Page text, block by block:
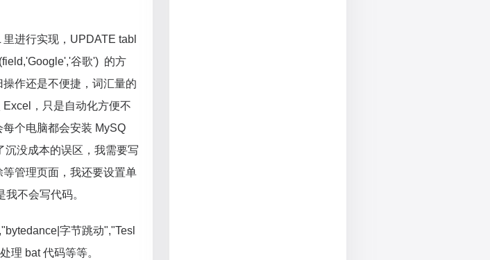
进行实现，UPDATE tabl
谷歌') 的方
作还是不便捷，词汇量的
，只是自动化方便不
个电脑都会安装 MySQ
沉没成本的误区，我需要写
管理页面，我还要设置单
我不会写代码。
字节跳动","Tesl
理 bat 代码等等。